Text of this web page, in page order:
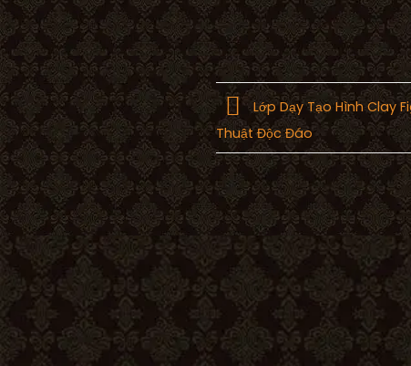
Lớp Dạy Tạo Hình Clay
Thuật Độc Đáo